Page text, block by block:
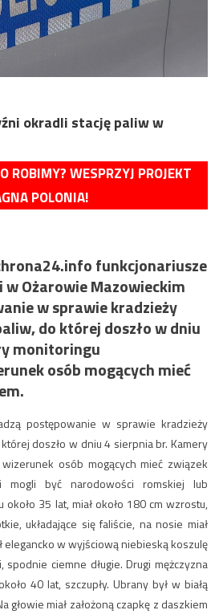
okradli stację paliw w
ROBIMY? WESPRZYJ PROJEKT
POLONIA!
funkcjonariusze
Ożarowie Mazowieckim
w sprawie kradzieży
do której doszło w dniu
monitoringu
osób mogących mieć
postępowanie w sprawie kradzieży
doszło w dniu 4 sierpnia br. Kamery
osób mogących mieć związek
mogli być narodowości romskiej lub
około 35 lat, miał około 180 cm wzrostu,
układające się faliście, na nosie miał
elegancko w wyjściową niebieską koszulę
spodnie ciemne długie. Drugi mężczyzna
40 lat, szczupły. Ubrany był w białą
głowie miał założoną czapkę z daszkiem